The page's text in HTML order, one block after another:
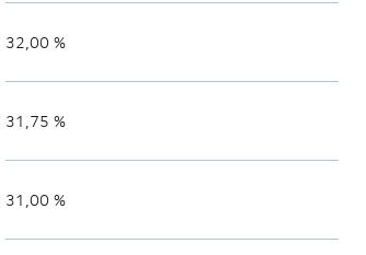
32,00 %
31,75 %
31,00 %